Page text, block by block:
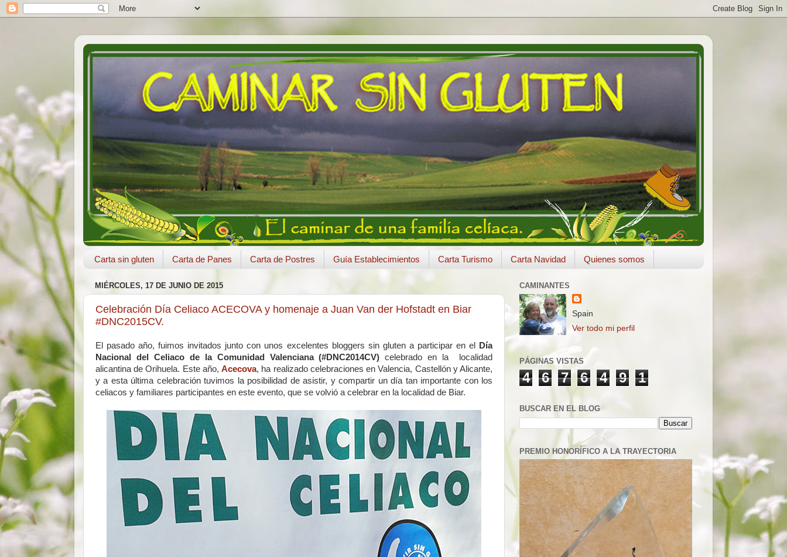
Carta sin gluten Carta de Panes Carta de Postres Guía Establecimientos Carta Turismo Carta Navidad Quienes somos
MIÉRCOLES, 17 DE JUNIO DE 2015
Celebración Día Celiaco ACECOVA y homenaje a Juan Van der Hofstadt en Biar
#DNC2015CV.
El pasado año, fuimos invitados junto con unos excelentes bloggers sin gluten a participar en el
Día
Nacional del Celiaco de la Comunidad Valenciana (#DNC2014CV) celebrado en la localidad
alicantina de Orihuela. Este año,Acecova, ha realizado celebraciones en Valencia, Castellón y Alicante,
y a esta última celebración tuvimos la posibilidad de asistir, y compartir un día tan importante con los
celiacos y familiares participantes en este evento, que se volvió a celebrar en la localidad de Biar.
CAMINANTES
Spain
Ver todo mi perfil
PÁGINAS VISTAS
4 6 7 6 4 9 1
BUSCAR EN EL BLOG
PREMIO HONORÍFICO A LA TRAYECTORIA